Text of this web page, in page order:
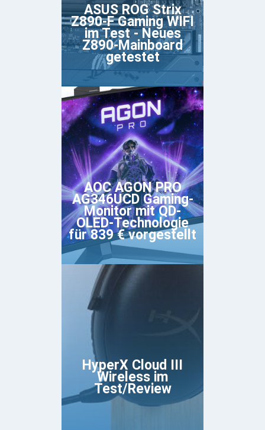
ASUS ROG Strix
Z890-F Gaming WIFI
im Test - Neues
Z890-Mainboard
getestet
AOC AGON PRO
AG346UCD Gaming-
Monitor mit QD-
OLED-Technologie
für 839 € vorgestellt
HyperX Cloud III
Wireless im
Test/Review